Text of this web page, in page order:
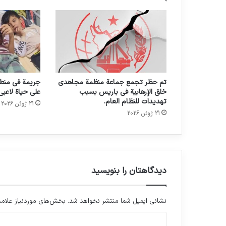
تم حظر تجمع جماعة منظمة مجاهدي
خلق الإرهابية في باريس بسبب
تهديدات للنظام العام.
21 ژوئن 2026
جريمة في
على حياة
21 ژوئن 2026
دیدگاهتان را بنویسید
نشانی ایمیل شما منتشر نخواهد شد. بخش‌های موردنیاز